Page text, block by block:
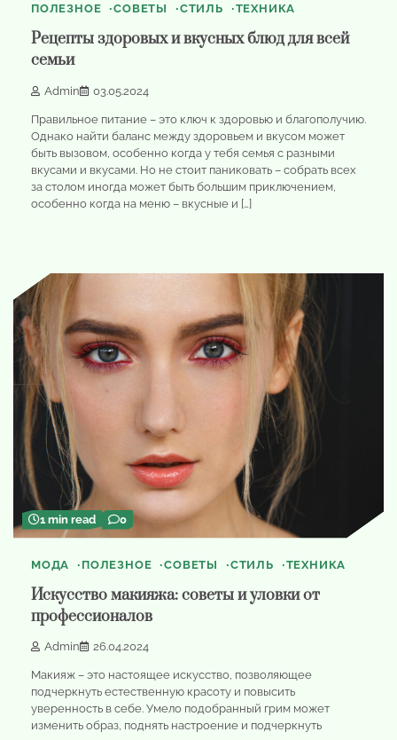
ПОЛЕЗНОЕ СОВЕТЫ СТИЛЬ ТЕХНИКА
Рецепты здоровых и вкусных блюд для всей
семьи
Admin 03.05.2024
Правильное питание – это ключ к здоровью и благополучию.
Однако найти баланс между здоровьем и вкусом может
быть вызовом, особенно когда у тебя семья с разными
вкусами и вкусами. Но не стоит паниковать – собрать всех
за столом иногда может быть большим приключением,
особенно когда на меню – вкусные и […]
1 min read 0
МОДА ПОЛЕЗНОЕ СОВЕТЫ СТИЛЬ ТЕХНИКА
Искусство макияжа: советы и уловки от
профессионалов
Admin 26.04.2024
Макияж – это настоящее искусство, позволяющее
подчеркнуть естественную красоту и повысить
уверенность в себе. Умело подобранный грим может
изменить образ, поднять настроение и подчеркнуть